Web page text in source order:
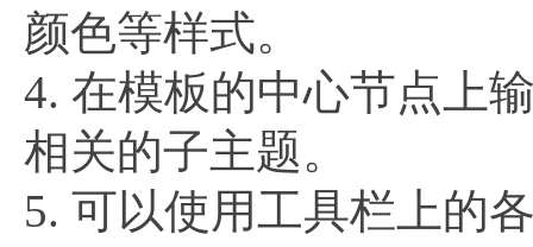
颜色等样式。
4. 在模板的中心节点上
相关的子主题。
5. 可以使用工具栏上的